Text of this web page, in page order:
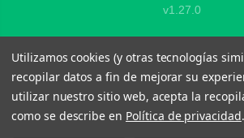
v1.27.0
Utilizamos cookies (y otras tecnologías
recopilar datos a fin de mejorar su
utilizar nuestro sitio web, acepta la
como se describe en Política de privacidad.